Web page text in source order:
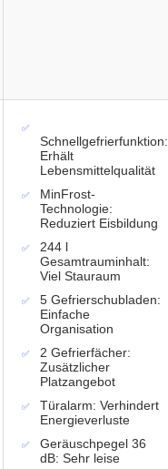
Schnellgefrierfunktion:
Erhält
Lebensmittelqualität
MinFrost-
Technologie:
Reduziert Eisbildung
244 l
Gesamtrauminhalt:
Viel Stauraum
5 Gefrierschubladen:
Einfache
Organisation
2 Gefrierfächer:
Zusätzlicher
Platzangebot
Türalarm: Verhindert
Energieverluste
Geräuschpegel 36
dB: Sehr leise